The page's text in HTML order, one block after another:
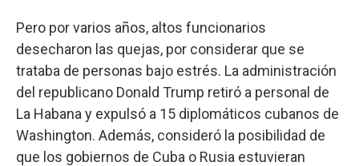
Pero por varios años, altos funcionarios
desecharon las quejas, por considerar que se
trataba de personas bajo estrés. La administración
del republicano Donald Trump retiró a personal de
La Habana y expulsó a 15 diplomáticos cubanos de
Washington. Además, consideró la posibilidad de
que los gobiernos de Cuba o Rusia estuvieran